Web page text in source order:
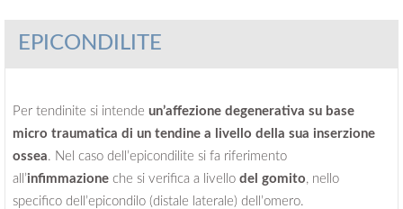
EPICONDILITE
Per tendinite si intendeun’affezione degenerativa su base
micro traumatica di un tendine a livello della sua inserzione
ossea. Nel caso dell’epicondilite si fa riferimento
all’infimmazioneche si verifica a livellodel gomito, nello
specifico dell’epicondilo (distale laterale) dell’omero.